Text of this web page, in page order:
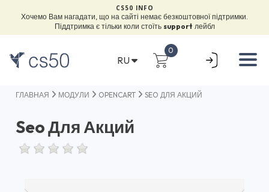
CS50 INFO
Хочемо Вам нагадати, що на сайті немає безкоштовної підтримки.
Піддтримка є тільки коли стоїть support лейбл
RU
0
ГЛАВНАЯ МОДУЛИ OPENCART SEO ДЛЯ АКЦИЙ
Seo Для Акций